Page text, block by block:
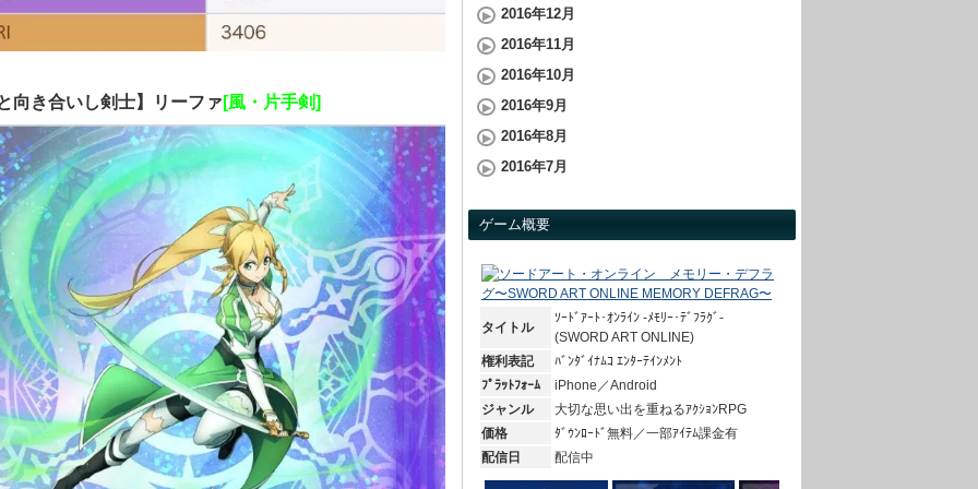
向き合いし剣士】リーファ [風・片手剣]
2016年12月
2016年11月
2016年10月
2016年9月
2016年8月
2016年7月
ゲーム概要
タイトル
ｿｰﾄﾞｱｰﾄ･ｵﾝﾗｲﾝ -ﾒﾓﾘｰ･ﾃﾞﾌﾗｸﾞ-
(SWORD ART ONLINE)
権利表記
ﾊﾞﾝﾀﾞｲﾅﾑｺ ｴﾝﾀｰﾃｲﾝﾒﾝﾄ
ﾌﾟﾗｯﾄﾌｫｰﾑ
iPhone／Android
ジャンル
大切な思い出を重ねるｱｸｼｮﾝRPG
価格
ﾀﾞｳﾝﾛｰﾄﾞ無料／一部ｱｲﾃﾑ課金有
配信日
配信中